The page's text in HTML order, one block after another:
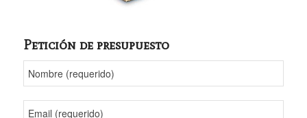
Petición de presupuesto